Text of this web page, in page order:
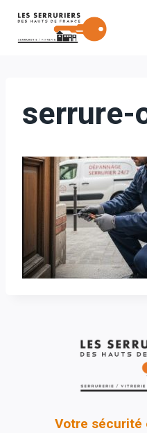
Aller
serrure-
Votre sécurité